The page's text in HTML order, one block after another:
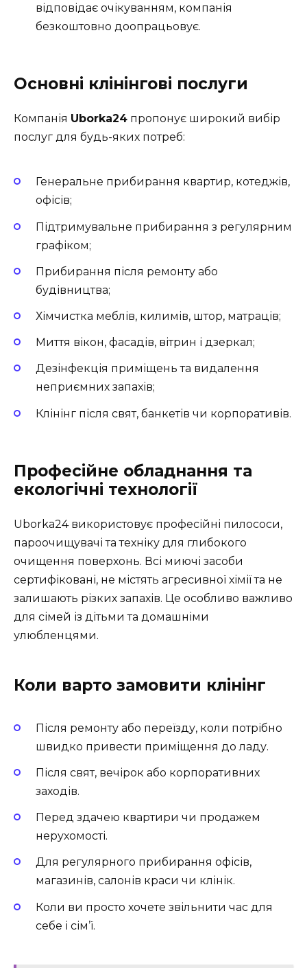
відповідає очікуванням, компанія
безкоштовно доопрацьовує.
Основні клінінгові послуги
Компанія Uborka24 пропонує широкий вибір
послуг для будь-яких потреб:
Генеральне прибирання квартир, котеджів,
офісів;
Підтримувальне прибирання з регулярним
графіком;
Прибирання після ремонту або
будівництва;
Хімчистка меблів, килимів, штор, матраців;
Миття вікон, фасадів, вітрин і дзеркал;
Дезінфекція приміщень та видалення
неприємних запахів;
Клінінг після свят, банкетів чи корпоративів.
Професійне обладнання та
екологічні технології
Uborka24 використовує професійні пилососи,
пароочищувачі та техніку для глибокого
очищення поверхонь. Всі миючі засоби
сертифіковані, не містять агресивної хімії та не
залишають різких запахів. Це особливо важливо
для сімей із дітьми та домашніми
улюбленцями.
Коли варто замовити клінінг
Після ремонту або переїзду, коли потрібно
швидко привести приміщення до ладу.
Після свят, вечірок або корпоративних
заходів.
Перед здачею квартири чи продажем
нерухомості.
Для регулярного прибирання офісів,
магазинів, салонів краси чи клінік.
Коли ви просто хочете звільнити час для
себе і сім’ї.